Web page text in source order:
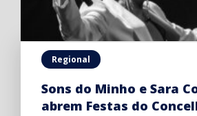
Regional
Sons do Minho e Sara
abrem Festas do